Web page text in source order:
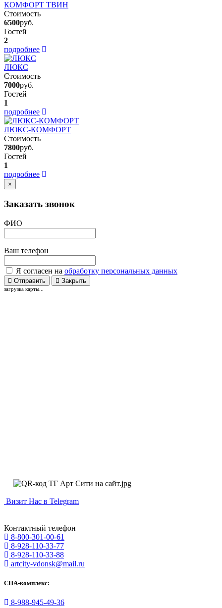
КОМФОРТ ТВИН
Стоимость
6500руб.
Гостей
2
подробнее
ЛЮКС
Стоимость
7000руб.
Гостей
1
подробнее
ЛЮКС-КОМФОРТ
Стоимость
7800руб.
Гостей
1
подробнее
×
Заказать звонок
ФИО
Ваш телефон
Я согласен на обработку персональных данных
Отправить Закрыть
загрузка карты...
Визит Нас в Telegram
Контактный телефон
8-800-301-00-61
8-928-110-33-77
8-928-110-33-88
artcity-vdonsk@mail.ru
СПА-комплекс:
8-988-945-49-36